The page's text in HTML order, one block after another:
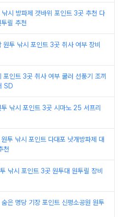
시 방파제 갯바위 포인트 3곳 추천 다
릴 추천
원투 낚시 포인트 3곳 취사 여부 장비
포인트 3곳 취사 여부 쿨러 선풍기 조끼
SD
낚시 포인트 3곳 시마노 25 서프리
투 낚시 포인트 다대포 낫개방파제 대
천
낚시 포인트 3곳 원투대 원투릴 장비
은 명당 기장 포인트 신평소공원 원투